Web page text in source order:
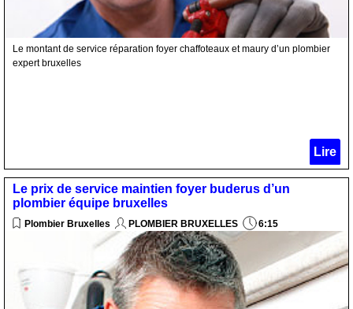
Le montant de service réparation foyer chaffoteaux et maury d’un plombier
expert bruxelles
Lire
Le prix de service maintien foyer buderus d’un
plombier équipe bruxelles
Plombier Bruxelles PLOMBIER BRUXELLES 6:15